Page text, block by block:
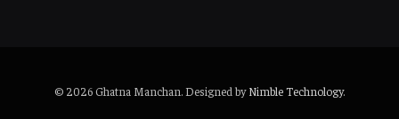
© 2026 Ghatna Manchan. Designed byNimble Technology.